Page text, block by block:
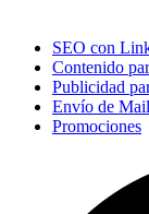
SEO con
Contenido
Publicidad
Envío de
Promociones